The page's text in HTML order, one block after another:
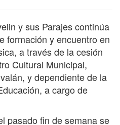
y sus Parajes continúa
formación y encuentro en
a través de la cesión
Cultural Municipal,
y dependiente de la
a cargo de
pasado fin de semana se